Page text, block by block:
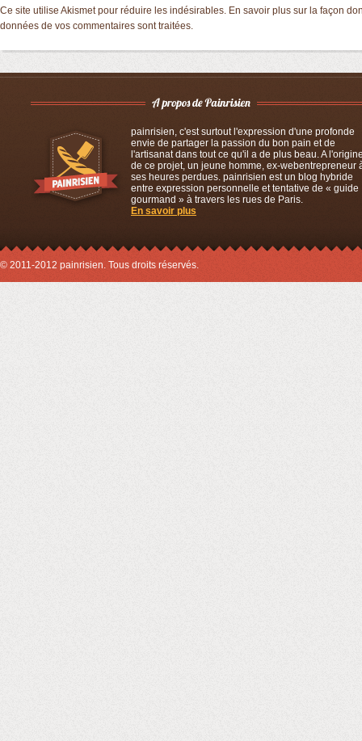
Ce site utilise Akismet pour réduire les indésirables. En savoir plus sur la façon
données de vos commentaires sont traitées.
painrisien, c'est surtout l'expression d'une profonde
envie de partager la passion du bon pain et de
l'artisanat dans tout ce qu'il a de plus beau. A
de ce projet, un jeune homme, ex-webentrepreneur
ses heures perdues. painrisien est un blog hybride
entre expression personnelle et tentative de « guide
gourmand » à travers les rues de Paris.
En savoir plus
© 2011-2012 painrisien. Tous droits réservés.